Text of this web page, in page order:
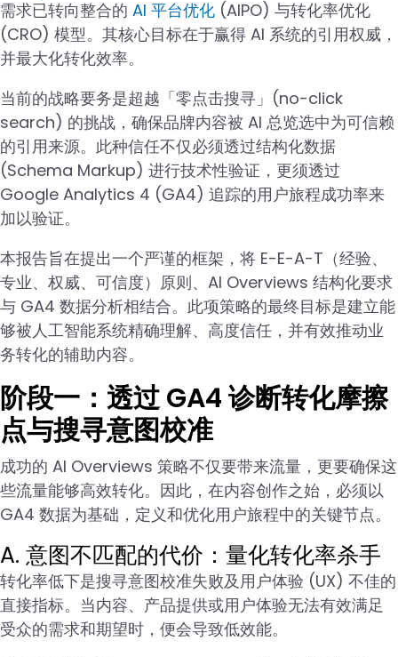
需求已转向整合的 AI 平台优化 (AIPO) 与转化率优化
(CRO) 模型。其核心目标在于赢得 AI 系统的引用权威，
并最大化转化效率。
当前的战略要务是超越「零点击搜寻」(no-click
search) 的挑战，确保品牌内容被 AI 总览选中为可信赖
的引用来源。此种信任不仅必须透过结构化数据
(Schema Markup) 进行技术性验证，更须透过
Google Analytics 4 (GA4) 追踪的用户旅程成功率来
加以验证。
本报告旨在提出一个严谨的框架，将 E-E-A-T（经验、
专业、权威、可信度）原则、AI Overviews 结构化要求
与 GA4 数据分析相结合。此项策略的最终目标是建立能
够被人工智能系统精确理解、高度信任，并有效推动业
务转化的辅助内容。
阶段一：透过 GA4 诊断转化摩擦
点与搜寻意图校准
成功的 AI Overviews 策略不仅要带来流量，更要确保这
些流量能够高效转化。因此，在内容创作之始，必须以
GA4 数据为基础，定义和优化用户旅程中的关键节点。
A. 意图不匹配的代价：量化转化率杀手
转化率低下是搜寻意图校准失败及用户体验 (UX) 不佳的
直接指标。当内容、产品提供或用户体验无法有效满足
受众的需求和期望时，便会导致低效能。